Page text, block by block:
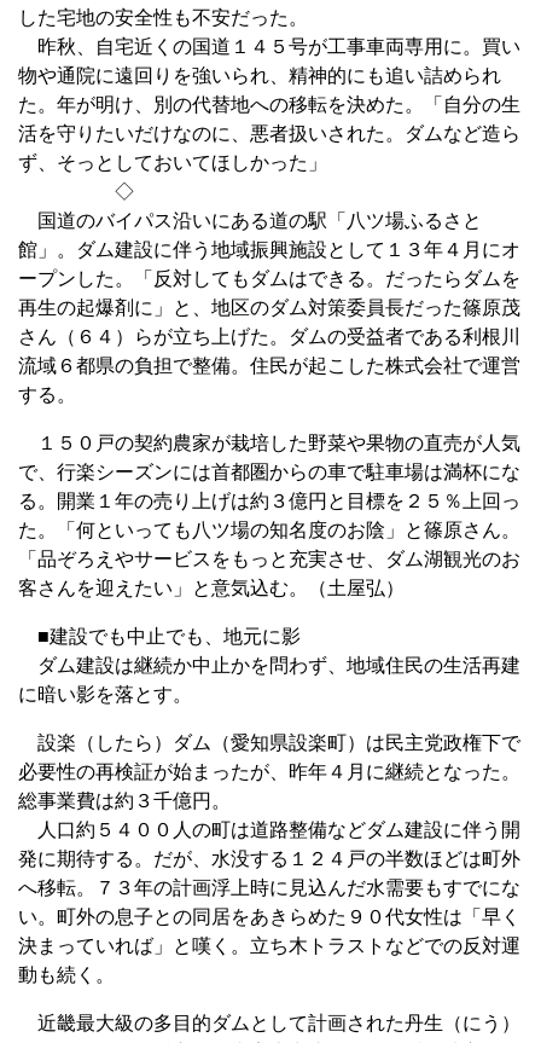
した宅地の安全性も不安だった。
昨秋、自宅近くの国道１４５号が工事車両専用に。買い
物や通院に遠回りを強いられ、精神的にも追い詰められ
た。年が明け、別の代替地への移転を決めた。「自分の生
活を守りたいだけなのに、悪者扱いされた。ダムなど造ら
ず、そっとしておいてほしかった」
◇
国道のバイパス沿いにある道の駅「八ツ場ふるさと
館」。ダム建設に伴う地域振興施設として１３年４月にオ
ープンした。「反対してもダムはできる。だったらダムを
再生の起爆剤に」と、地区のダム対策委員長だった篠原茂
さん（６４）らが立ち上げた。ダムの受益者である利根川
流域６都県の負担で整備。住民が起こした株式会社で運営
する。
１５０戸の契約農家が栽培した野菜や果物の直売が人気
で、行楽シーズンには首都圏からの車で駐車場は満杯にな
る。開業１年の売り上げは約３億円と目標を２５％上回っ
た。「何といっても八ツ場の知名度のお陰」と篠原さん。
「品ぞろえやサービスをもっと充実させ、ダム湖観光のお
客さんを迎えたい」と意気込む。（土屋弘）
■建設でも中止でも、地元に影
ダム建設は継続か中止かを問わず、地域住民の生活再建
に暗い影を落とす。
設楽（したら）ダム（愛知県設楽町）は民主党政権下で
必要性の再検証が始まったが、昨年４月に継続となった。
総事業費は約３千億円。
人口約５４００人の町は道路整備などダム建設に伴う開
発に期待する。だが、水没する１２４戸の半数ほどは町外
へ移転。７３年の計画浮上時に見込んだ水需要もすでにな
い。町外の息子との同居をあきらめた９０代女性は「早く
決まっていれば」と嘆く。立ち木トラストなどでの反対運
動も続く。
近畿最大級の多目的ダムとして計画された丹生（にう）